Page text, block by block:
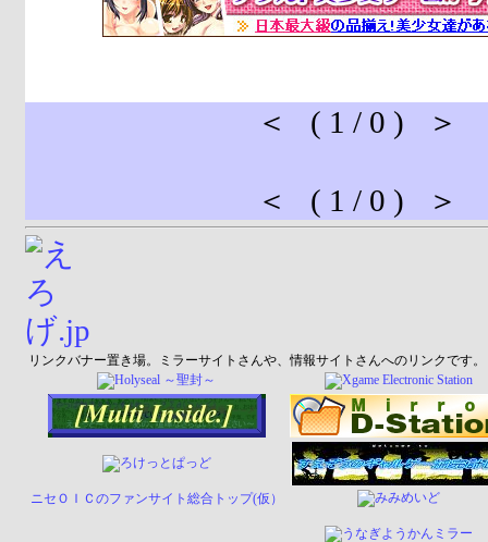
＜ ( 1 / 0 ) ＞
＜ ( 1 / 0 ) ＞
リンクバナー置き場。ミラーサイトさんや、情報サイトさんへのリンクです。
ニセＯＩＣのファンサイト総合トップ(仮）